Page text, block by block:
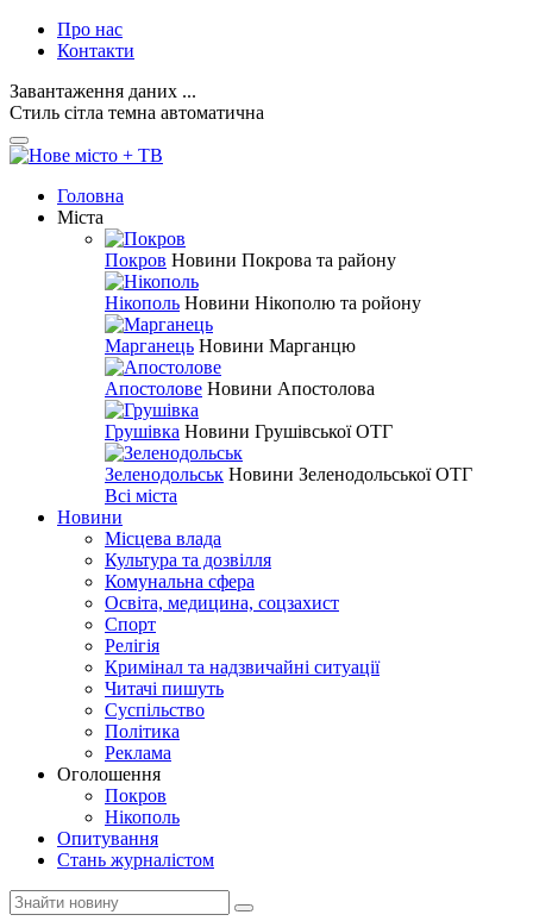
Про нас
Контакти
Завантаження даних ...
Стиль сітла темна автоматична
Головна
Міста
Покров Новини Покрова та району
Нікополь Новини Нікополю та ройону
Марганець Новини Марганцю
Апостолове Новини Апостолова
Грушівка Новини Грушівської ОТГ
Зеленодольськ Новини Зеленодольської ОТГ
Всі міста
Новини
Місцева влада
Культура та дозвілля
Комунальна сфера
Освіта, медицина, соцзахист
Спорт
Релігія
Кримінал та надзвичайні ситуації
Читачі пишуть
Суспільство
Політика
Реклама
Оголошення
Покров
Нікополь
Опитування
Стань журналістом